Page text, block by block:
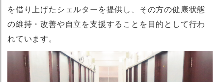
を借り上げたシェルターを提供し、その方の健康状態
の維持・改善や自立を支援することを目的として行わ
れています。